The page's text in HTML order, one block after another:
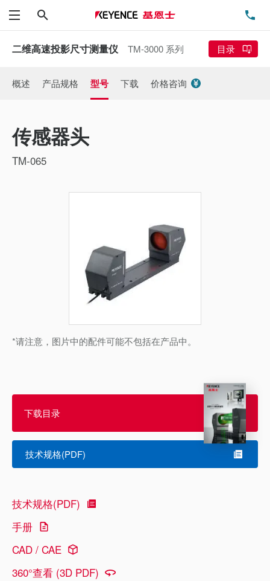
菜单
二维高速投影尺寸测量仪 TM-3000 系列 目录
概述 产品规格 型号 下载 价格咨询
传感器头
TM-065
*请注意，图片中的配件可能不包括在产品中。
下载目录
技术规格(PDF)
技术规格(PDF)
手册
CAD / CAE
360°查看 (3D PDF)